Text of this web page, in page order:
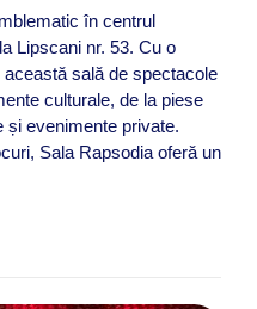
în centrul
Lipscani nr. 53. Cu o
sală de spectacole
culturale, de la piese
și evenimente private.​
Sala Rapsodia oferă un